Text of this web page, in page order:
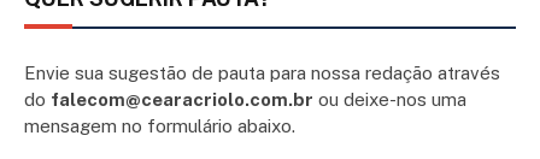
Envie sua sugestão de pauta para nossa redação através
do falecom@cearacriolo.com.br ou deixe-nos uma
mensagem no formulário abaixo.